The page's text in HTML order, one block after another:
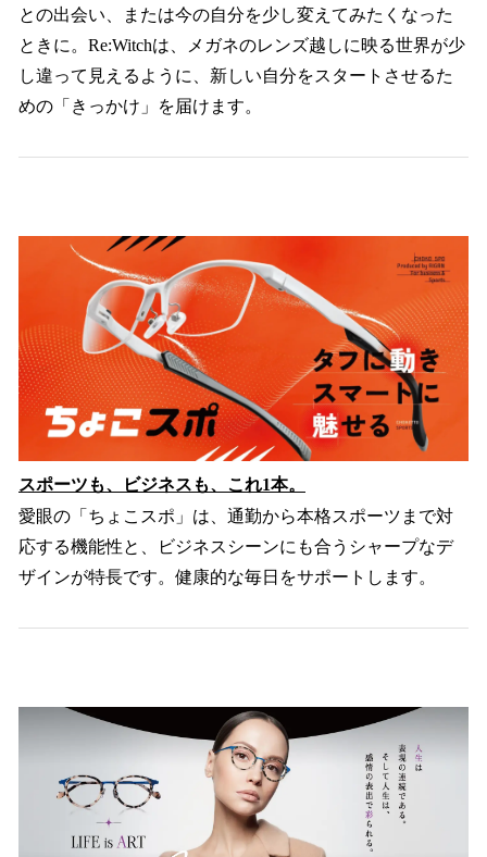
との出会い、または今の自分を少し変えてみたくなった
ときに。Re:Witchは、メガネのレンズ越しに映る世界が少
し違って見えるように、新しい自分をスタートさせるた
めの「きっかけ」を届けます。
スポーツも、ビジネスも、これ1本。
愛眼の「ちょこスポ」は、通勤から本格スポーツまで対
応する機能性と、ビジネスシーンにも合うシャープなデ
ザインが特長です。健康的な毎日をサポートします。